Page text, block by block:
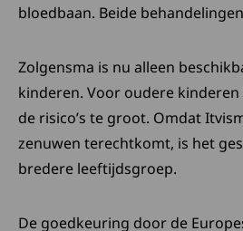
bloedbaan. Beide
Zolgensma is nu alleen
kinderen. Voor oudere kinderen
de risico’s te groot. Omdat
zenuwen terechtkomt, is het
bredere leeftijdsgroep.
De goedkeuring door de